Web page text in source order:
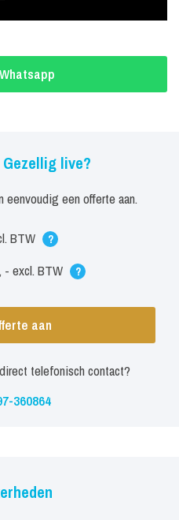
Live neemt je mee van
beats van house en
concept met live
live?
eenvoudig een offerte aan.
BTW ?
- excl. BTW ?
aan
telefonisch contact?
360864